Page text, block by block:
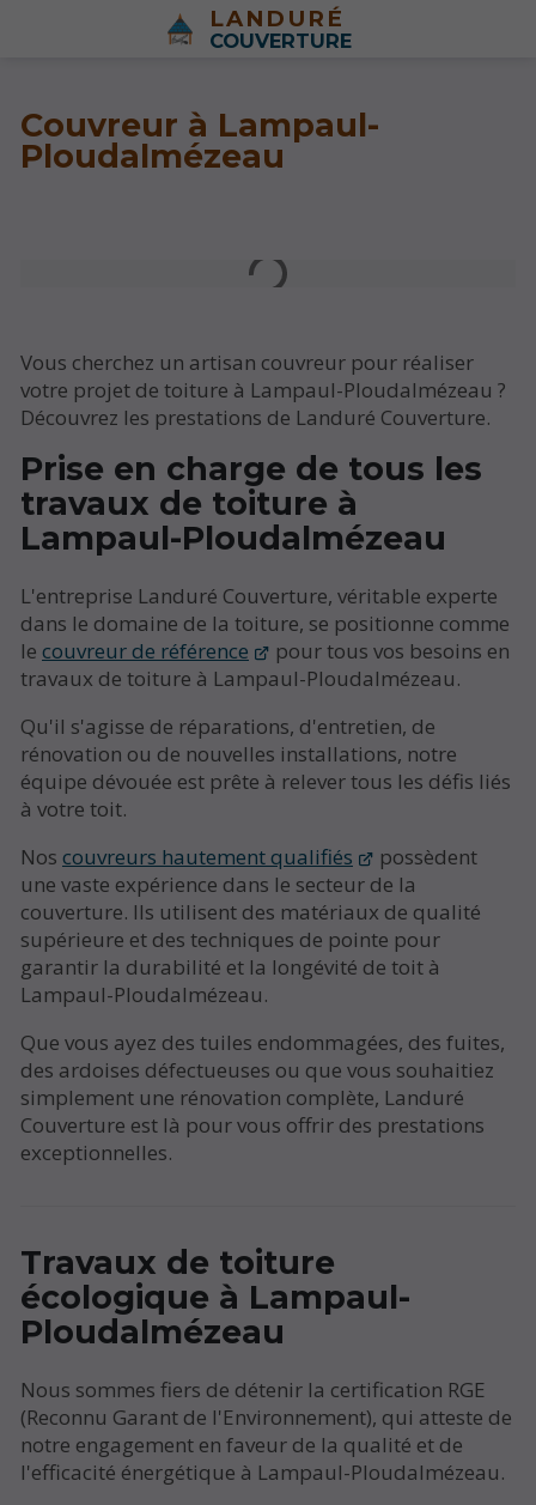
LANDURÉ
COUVERTURE
Couvreur à Lampaul-
Ploudalmézeau
Vous cherchez un artisan couvreur pour réaliser
votre projet de toiture à Lampaul-Ploudalmézeau ?
Découvrez les prestations de Landuré Couverture.
Prise en charge de tous les
travaux de toiture à
Lampaul-Ploudalmézeau
L'entreprise Landuré Couverture, véritable experte
dans le domaine de la toiture, se positionne comme
le couvreur de référence
pour tous vos besoins en
travaux de toiture à Lampaul-Ploudalmézeau.
Qu'il s'agisse de réparations, d'entretien, de
rénovation ou de nouvelles installations, notre
équipe dévouée est prête à relever tous les défis liés
à votre toit.
Nos couvreurs hautement qualifiés
possèdent
une vaste expérience dans le secteur de la
couverture. Ils utilisent des matériaux de qualité
supérieure et des techniques de pointe pour
garantir la durabilité et la longévité de toit à
Lampaul-Ploudalmézeau.
Que vous ayez des tuiles endommagées, des fuites,
des ardoises défectueuses ou que vous souhaitiez
simplement une rénovation complète, Landuré
Couverture est là pour vous offrir des prestations
exceptionnelles.
Travaux de toiture
écologique à Lampaul-
Ploudalmézeau
Nous sommes fiers de détenir la certification RGE
(Reconnu Garant de l'Environnement), qui atteste de
notre engagement en faveur de la qualité et de
l'efficacité énergétique à Lampaul-Ploudalmézeau.